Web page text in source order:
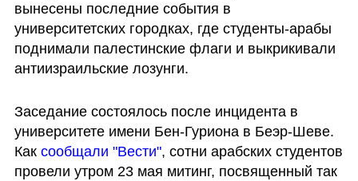
вынесены последние события в
университетских городках, где студенты-арабы
поднимали палестинские флаги и выкрикивали
антиизраильские лозунги.
Заседание состоялось после инцидента в
университете имени Бен-Гуриона в Беэр-Шеве.
Как сообщали "Вести", сотни арабских студентов
провели утром 23 мая митинг, посвященный так